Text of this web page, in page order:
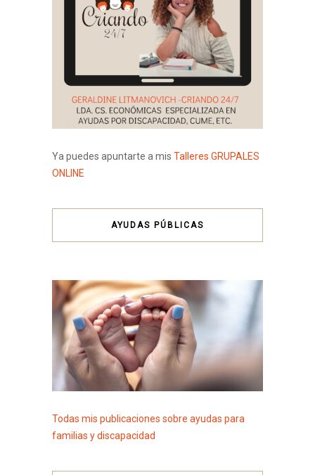
Ya puedes apuntarte a mis Talleres GRUPALES
ONLINE
AYUDAS PÚBLICAS
Todas mis publicaciones sobre ayudas para
familias y discapacidad